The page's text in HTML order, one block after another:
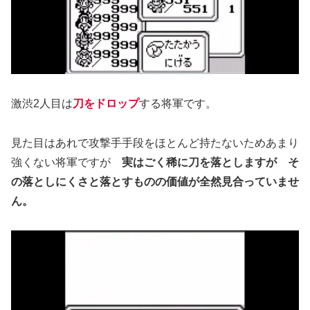
激渋2人目は刀をドロップする将軍です。
見た目はあれで攻撃手手段をほとんど持たないためあまり
強くない将軍ですが 実はごく稀に刀を落としますが そ
の落としにくさと落とすものの価値が全然見合っていませ
ん。